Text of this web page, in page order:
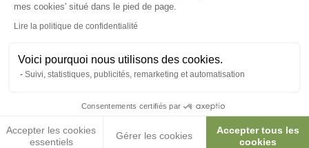
mes cookies' situé dans le pied de page.
Lire la politique de confidentialité
Voici pourquoi nous utilisons des cookies.
Suivi, statistiques, publicités, remarketing et automatisation
Consentements certifiés par
Accepter les cookies
essentiels
Gérer les cookies
Accepter tous les
cookies
Axeptio consent
Poule latex 40 cm